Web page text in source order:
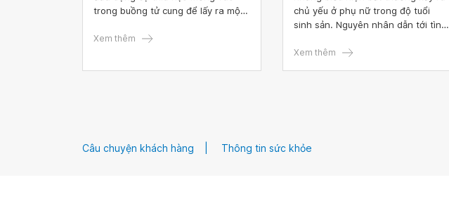
trong buồng tử cung để lấy ra một
đi xét nghiệm. Thủ thuật này
Xem thêm
chủ yếu ở phụ nữ trong độ tuổi
sinh sản. Nguyên nhân dẫn tới tình
dạng, thường được chia thành hai
phụ nữ. Chẩn đoán rong kinh rong
Xem thêm
Câu chuyện khách hàng Thông tin sức khỏe